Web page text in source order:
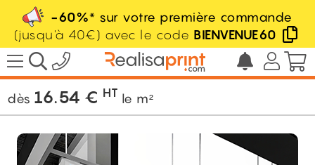
-60%* sur votre première commande
(jusqu'à 40€) avec le code BIENVENUE60
/ Panneau rigide / Panneau carton plume
/
Kapaplast
dès 16.54 € HT le m²